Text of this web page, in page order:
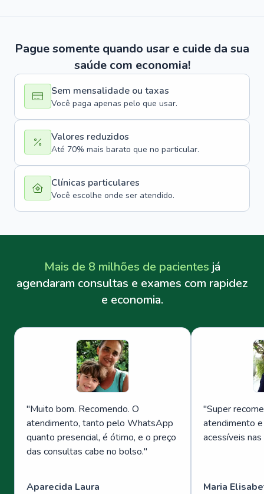
Pague somente quando usar e cuide da sua
saúde com economia!
Sem mensalidade ou taxas
Você paga apenas pelo que usar.
Valores reduzidos
Até 70% mais barato que no particular.
Clínicas particulares
Você escolhe onde ser atendido.
Mais de 8 milhões de pacientes já
agendaram consultas e exames com rapidez
e economia.
"Muito bom. Recomendo. O
atendimento, tanto pelo WhatsApp
quanto presencial, é ótimo, e o preço
das consultas cabe no bolso."
Aparecida Laura
"Super
atendimento
acessíveis
Maria